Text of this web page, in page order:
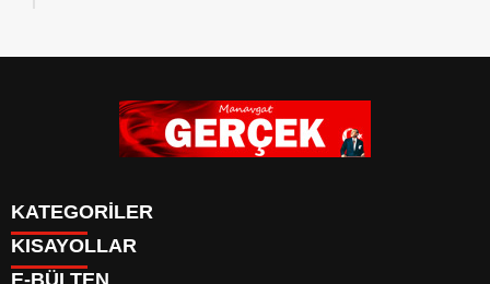
KATEGORİLER
Siyaset
KISAYOLLAR